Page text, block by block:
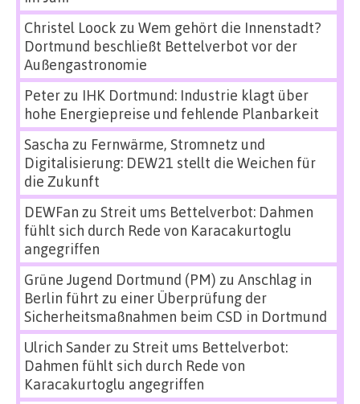
Christel Loock zu Wem gehört die Innenstadt?
Dortmund beschließt Bettelverbot vor der
Außengastronomie
Peterzu IHK Dortmund: Industrie klagt über
hohe Energiepreise und fehlende Planbarkeit
Sascha zu Fernwärme, Stromnetz und
Digitalisierung: DEW21 stellt die Weichen für
die Zukunft
DEWFan zu Streit ums Bettelverbot: Dahmen
fühlt sich durch Rede von Karacakurtoglu
angegriffen
Grüne Jugend Dortmund (PM) zu Anschlag in
Berlin führt zu einer Überprüfung der
Sicherheitsmaßnahmen beim CSD in Dortmund
Ulrich Sanderzu Streit ums Bettelverbot:
Dahmen fühlt sich durch Rede von
Karacakurtoglu angegriffen